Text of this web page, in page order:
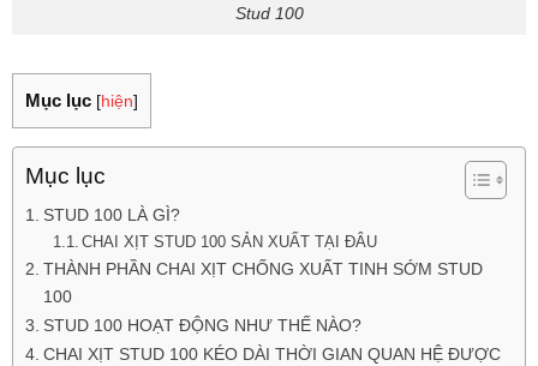
Stud 100
Mục lục [hiện]
Mục lục
STUD 100 LÀ GÌ?
CHAI XỊT STUD 100 SẢN XUẤT TẠI ĐÂU
THÀNH PHẦN CHAI XỊT CHỐNG XUẤT TINH SỚM STUD
100
STUD 100 HOẠT ĐỘNG NHƯ THẾ NÀO?
CHAI XỊT STUD 100 KÉO DÀI THỜI GIAN QUAN HỆ ĐƯỢC